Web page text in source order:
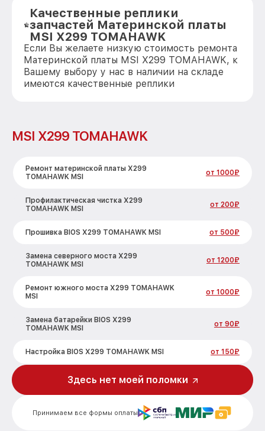
Качественные реплики
запчастей Материнской платы
MSI X299 TOMAHAWK
Если Вы желаете низкую стоимость ремонта
Материнской платы MSI X299 TOMAHAWK, к
Вашему выбору у нас в наличии на складе
имеются качественные реплики
MSI X299 TOMAHAWK
Ремонт материнской платы X299
TOMAHAWK MSI
от 1000₽
Профилактическая чистка X299
TOMAHAWK MSI
от 200₽
Прошивка BIOS X299 TOMAHAWK MSI от 500₽
Замена северного моста X299
TOMAHAWK MSI
от 1200₽
Ремонт южного моста X299 TOMAHAWK
MSI
от 1000₽
Замена батарейки BIOS X299
TOMAHAWK MSI
от 90₽
Настройка BIOS X299 TOMAHAWK MSI от 150₽
Принимаем все формы оплаты
Здесь нет моей поломки